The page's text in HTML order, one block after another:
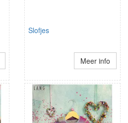
Slofjes
Meer info